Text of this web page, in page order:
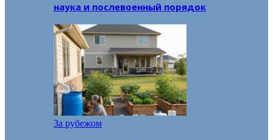
наука и послевоенный порядок
За рубежом